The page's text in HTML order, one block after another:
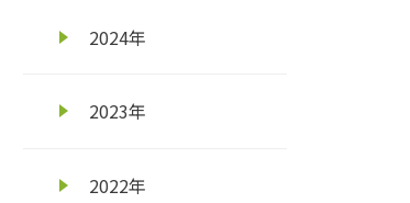
2024年
2023年
2022年